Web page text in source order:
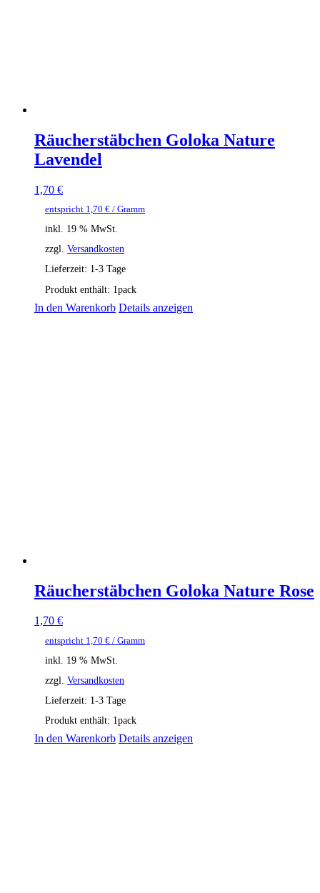
Räucherstäbchen Goloka Nature
Lavendel
1,70 €
entspricht 1,70 € / Gramm
inkl. 19 % MwSt.
zzgl. Versandkosten
Lieferzeit: 1-3 Tage
Produkt enthält: 1pack
In den Warenkorb Details anzeigen
Räucherstäbchen Goloka Nature Rose
1,70 €
entspricht 1,70 € / Gramm
inkl. 19 % MwSt.
zzgl. Versandkosten
Lieferzeit: 1-3 Tage
Produkt enthält: 1pack
In den Warenkorb Details anzeigen